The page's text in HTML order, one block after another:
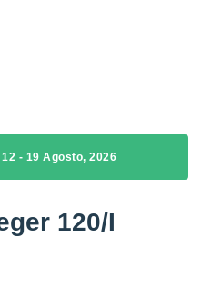
- 19 Agosto, 2026
120/I